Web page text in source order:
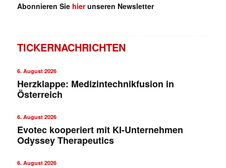
Abonnieren Sie hierunseren Newsletter
TICKERNACHRICHTEN
6. August 2026
Herzklappe: Medizintechnikfusion in
Österreich
6. August 2026
Evotec kooperiert mit KI-Unternehmen
Odyssey Therapeutics
6. August 2026